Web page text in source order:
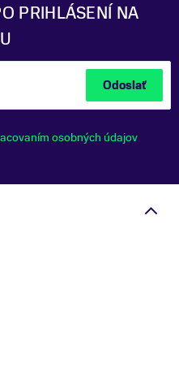
PRIHLÁSENÍ NA
Odoslať
osobných údajov